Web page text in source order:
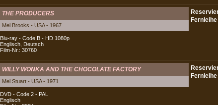
THE PRODUCERS
Mel Brooks - USA - 1967
Blu-ray - Code B - HD 1080p
Englisch, Deutsch
Film-Nr.: 30760
WILLY WONKA AND THE CHOCOLATE FACTORY
Mel Stuart - USA - 1971
DVD - Code 2 - PAL
Englisch